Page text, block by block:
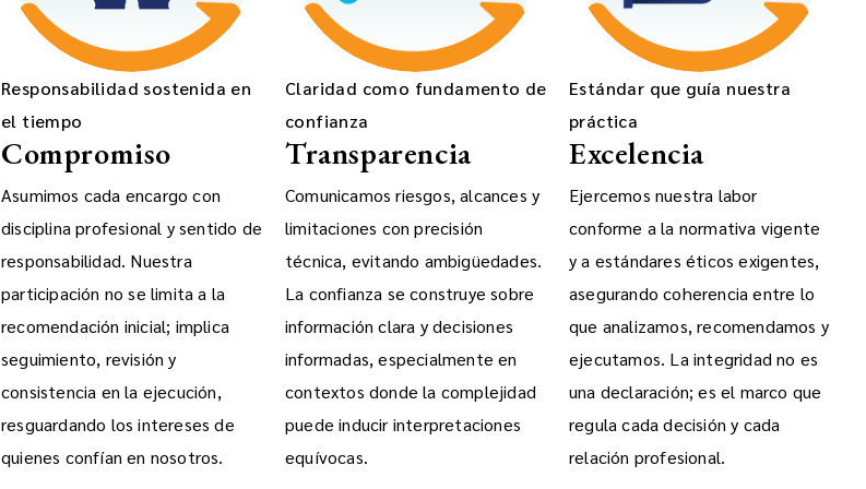
Responsabilidad sostenida en
el tiempo
Compromiso
Asumimos cada encargo con
disciplina profesional y sentido de
responsabilidad. Nuestra
participación no se limita a la
recomendación inicial; implica
seguimiento, revisión y
consistencia en la ejecución,
resguardando los intereses de
quienes confían en nosotros.
Claridad como fundamento de
confianza
Transparencia
Comunicamos riesgos, alcances y
limitaciones con precisión
técnica, evitando ambigüedades.
La confianza se construye sobre
información clara y decisiones
informadas, especialmente en
contextos donde la complejidad
puede inducir interpretaciones
equívocas.
Estándar que guía nuestra
práctica
Excelencia
Ejercemos nuestra labor
conforme a la normativa vigente
y a estándares éticos exigentes,
asegurando coherencia entre lo
que analizamos, recomendamos y
ejecutamos. La integridad no es
una declaración; es el marco que
regula cada decisión y cada
relación profesional.